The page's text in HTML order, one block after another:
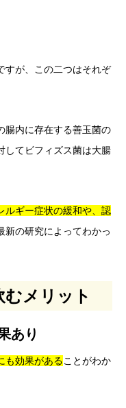
すが、この二つはそれぞ
腸内に存在する善玉菌の
してビフィズス菌は大腸
ルギー症状の緩和や、認
新の研究によってわかっ
むメリット
あり
も効果があることがわか